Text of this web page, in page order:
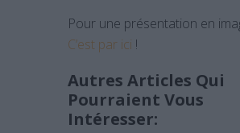
Pour une présentation en
C’est par ici !
Autres Articles Qui
Pourraient Vous
Intéresser: